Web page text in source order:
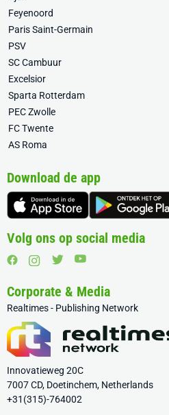
Feyenoord
Paris Saint-Germain
PSV
SC Cambuur
Excelsior
Sparta Rotterdam
PEC Zwolle
FC Twente
AS Roma
Download de app
Volg ons op social media
Corporate & Media
Realtimes - Publishing Network
Innovatieweg 20C
7007 CD, Doetinchem, Netherlands
+31(315)-764002